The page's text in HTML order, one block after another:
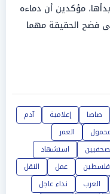
مؤكدين أن دماءه
فضح الحقيقة مهما
صاصا إعلامية
آدم
العمر
استشهاد
فلسطين عمل
النقل
العرب
نداء عاجل